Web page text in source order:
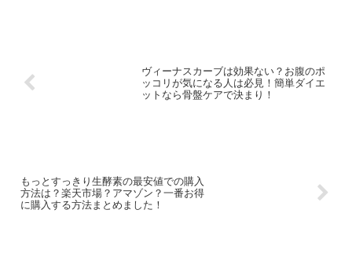
ヴィーナスカーブは効果ない？お腹のポ
ッコリが気になる人は必見！簡単ダイエ
ットなら骨盤ケアで決まり！
もっとすっきり生酵素の最安値での購入
方法は？楽天市場？アマゾン？一番お得
に購入する方法まとめました！